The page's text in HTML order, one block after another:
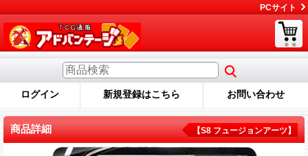
PCサイト
ログイン 新規登録はこちら お問い合わせ
商品詳細 【S8 フュージョンアーツ】